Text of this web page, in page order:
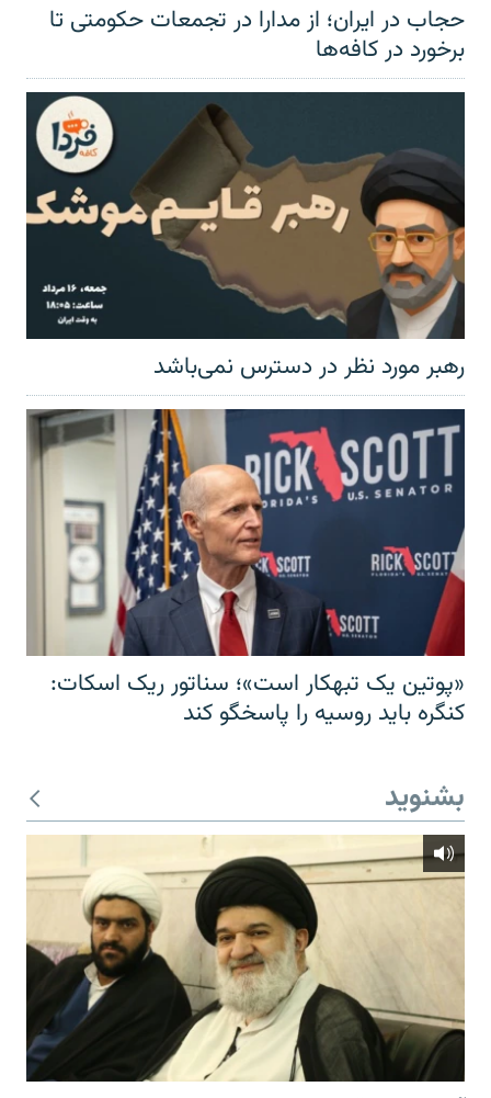
حجاب در ایران؛ از مدارا در تجمعات حکومتی تا
برخورد در کافه‌ها
رهبر مورد نظر در دسترس نمی‌باشد
«پوتین یک تبهکار است»؛ سناتور ریک اسکات:
کنگره باید روسیه را پاسخگو کند
بشنوید